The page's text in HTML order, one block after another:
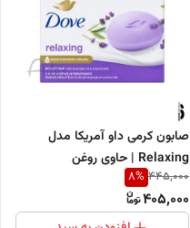
صابون کرمی داو آمریکا مدل
Relaxing | حاوی روغن
اسطوخودوس و عصاره بابونه
445,000
8%
405,000